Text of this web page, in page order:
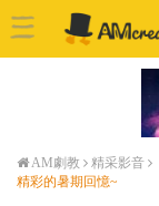
AM劇教 精采影音
精彩的暑期回憶~